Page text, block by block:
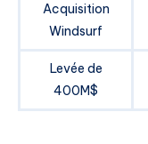
Acquisition
Windsurf
Levée de
400M$